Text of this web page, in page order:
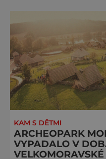
KAM S DĚTMI
ARCHEOPARK
VYPADALO V
VELKOMORAVSKÉ